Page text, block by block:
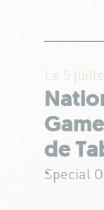
Le 5
de
Special